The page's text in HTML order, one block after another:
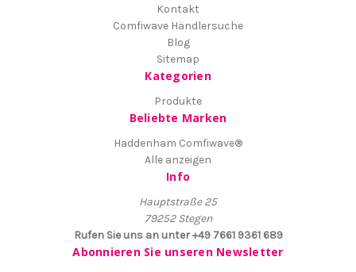
Kontakt
Comfiwave Händlersuche
Blog
Sitemap
Kategorien
Produkte
Beliebte Marken
Haddenham Comfiwave®
Alle anzeigen
Info
Hauptstraße 25
79252 Stegen
Rufen Sie uns an unter +49 7661 9361 689
Abonnieren Sie unseren Newsletter